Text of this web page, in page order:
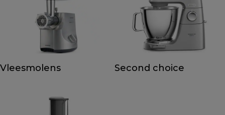
Vleesmolens Second choice